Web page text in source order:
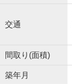
交通
間取り(面積)
築年月